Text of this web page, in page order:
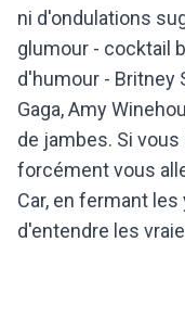
ni d'ondulations
glumour - cocktail
d'humour - Britney
Gaga, Amy
de jambes. Si
forcément vous
Car, en fermant
d'entendre les